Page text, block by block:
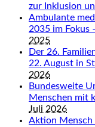
zur Inklusion
Ambulante
2035 im Fokus
2025
Der 26.
22. August in
2026
Bundesweite
Menschen mit
Juli 2026
Aktion Mensch